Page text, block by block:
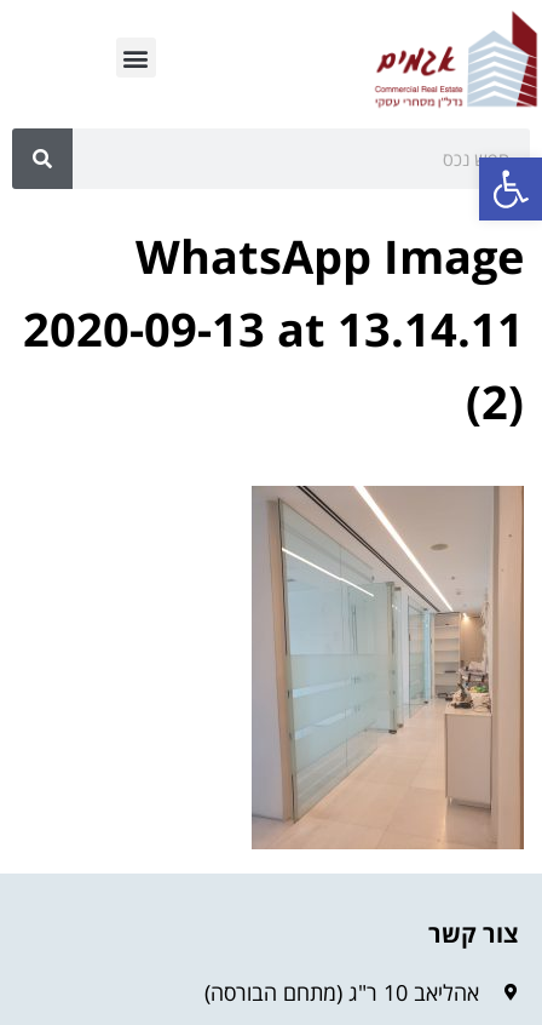
WhatsApp Image
2020-09-13 at 13.14.11
(2)
צור קשר
אהליאב 10 ר"ג (מתחם הבורסה)
פתח סרגל נגישות